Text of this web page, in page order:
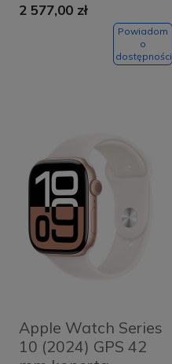
Black + pasek Ink
2 577,00 zł
Powiadom
o
dostępności
Apple Watch Series
10 (2024) GPS 42